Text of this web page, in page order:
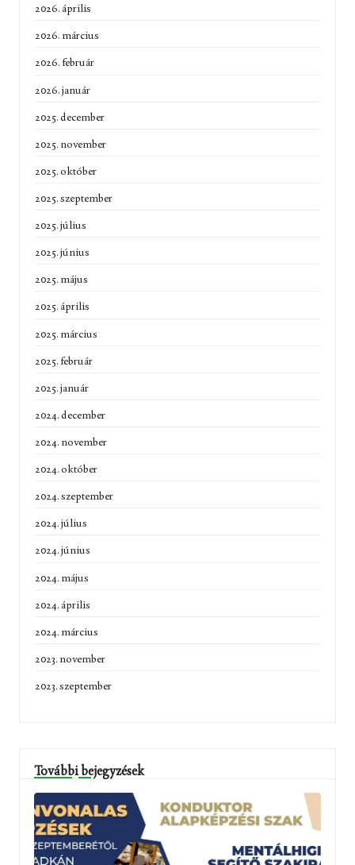
2026. április
2026. március
2026. február
2026. január
2025. december
2025. november
2025. október
2025. szeptember
2025. július
2025. június
2025. május
2025. április
2025. március
2025. február
2025. január
2024. december
2024. november
2024. október
2024. szeptember
2024. július
2024. június
2024. május
2024. április
2024. március
2023. november
2023. szeptember
További bejegyzések